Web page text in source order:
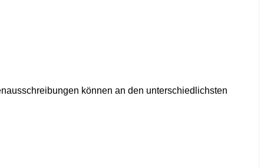
können an den unterschiedlichsten